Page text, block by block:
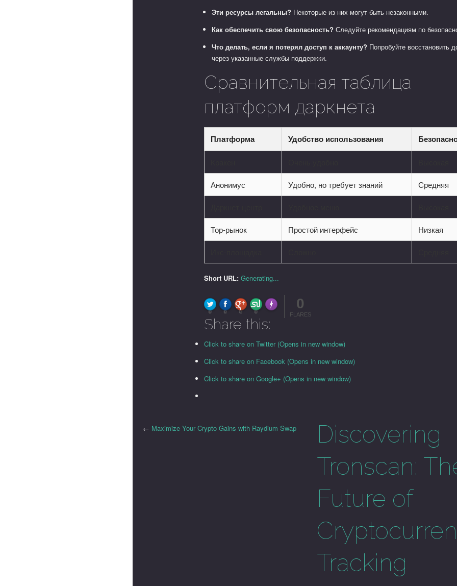
Эти ресурсы легальны? Некоторые из них могут быть незаконными.
Как обеспечить свою безопасность? Следуйте рекомендациям по
Что делать, если я потерял доступ к аккаунту? Попробуйте восстановить
через указанные службы поддержки.
Сравнительная таблица
платформ даркнета
Платформа Удобство использования
Анонимус Удобно, но требует знаний Средняя
Тор-рынок Простой интерфейс Низкая
Short URL: Generating...
0 0 0 0
Made with FLARE
0
FLARES
Share this:
Click to share on Twitter (Opens in new window)
Click to share on Facebook (Opens in new window)
Click to share on Google+ (Opens in new window)
Discovering
Tronscan:
Future of
Tracking
← Maximize Your Crypto Gains with Raydium Swap